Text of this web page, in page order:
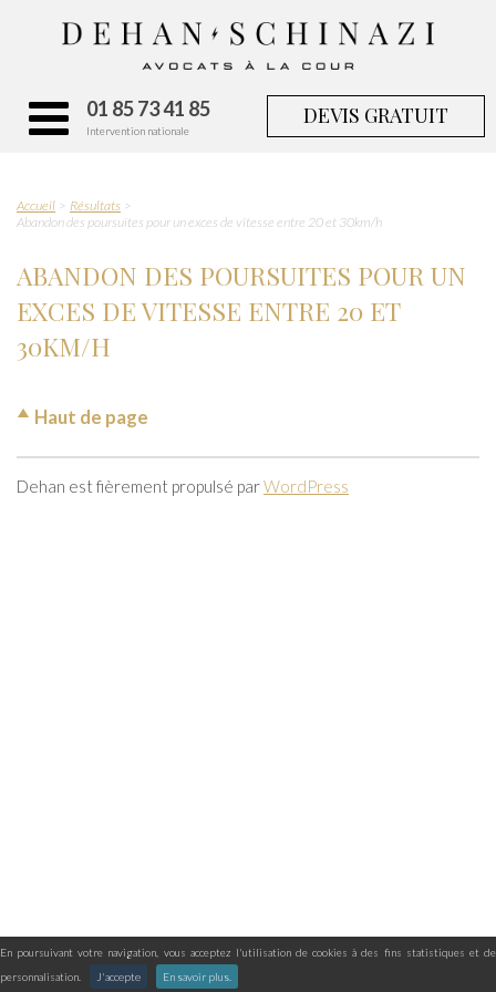
En poursuivant votre navigation, vous acceptez l'utilisation de cookies à des fins statistiques et de
personnalisation.
J'accepte En savoir plus.
01 85 73 41 85
Intervention nationale
DEVIS GRATUIT
Accueil
Résultats
Abandon des poursuites pour un exces de vitesse entre 20 et 30km/h
ABANDON DES POURSUITES POUR UN
EXCES DE VITESSE ENTRE 20 ET
30KM/H
Haut de page
Dehan est fièrement propulsé parWordPress